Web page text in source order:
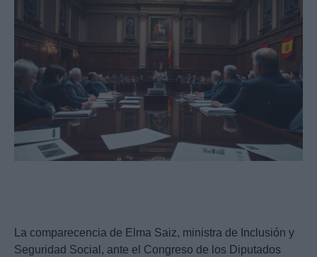
La comparecencia de Elma Saiz, ministra de Inclusión y
Seguridad Social, ante el Congreso de los Diputados